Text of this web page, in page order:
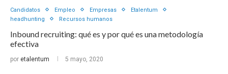
Candidatos Empleo Empresas
Etalentum
headhunting
Recursos humanos
Inbound recruiting: qué es y por qué es una metodología
efectiva
por etalentum 5 mayo, 2020